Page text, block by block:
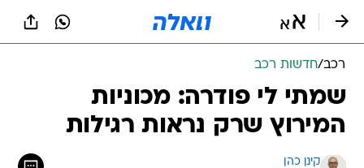
רכב/חדשות רכב
שמתי לי פודרה: מכוניות
המירוץ שרק נראות רגילות
קינן כהן